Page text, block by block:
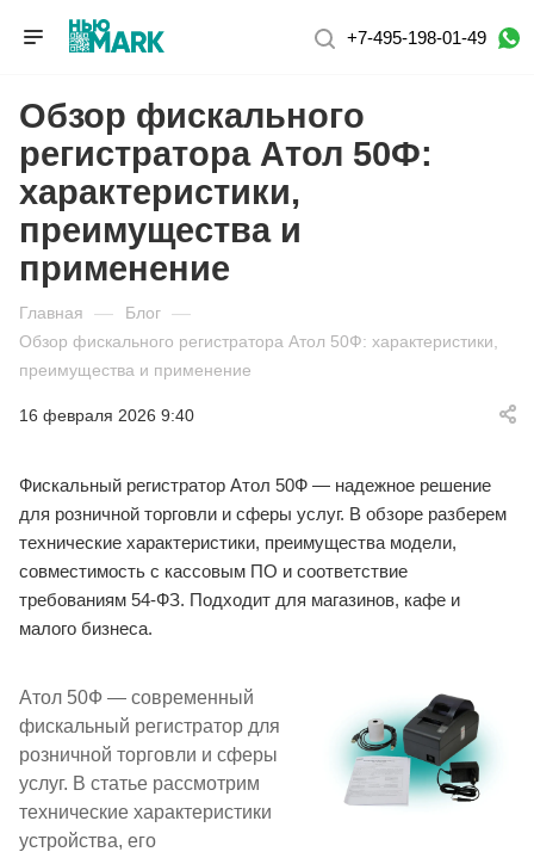
+7-495-198-01-49
Обзор фискального
регистратора Атол 50Ф:
характеристики,
преимущества и
применение
Главная — Блог —
Обзор фискального регистратора Атол 50Ф: характеристики,
преимущества и применение
16 февраля 2026 9:40
Фискальный регистратор Атол 50Ф — надежное решение
для розничной торговли и сферы услуг. В обзоре разберем
технические характеристики, преимущества модели,
совместимость с кассовым ПО и соответствие
требованиям 54-ФЗ. Подходит для магазинов, кафе и
малого бизнеса.
Атол 50Ф — современный
фискальный регистратор для
розничной торговли и сферы
услуг. В статье рассмотрим
технические характеристики
устройства, его